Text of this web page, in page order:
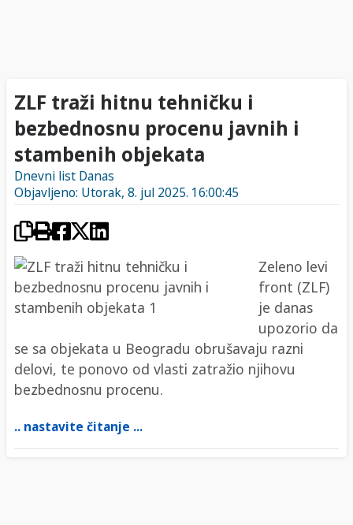
ZLF traži hitnu tehničku i
bezbednosnu procenu javnih i
stambenih objekata
Dnevni list Danas
Objavljeno: Utorak, 8. jul 2025. 16:00:45
Zeleno levi
front (ZLF)
je danas
upozorio da
se sa objekata u Beogradu obrušavaju razni
delovi, te ponovo od vlasti zatražio njihovu
bezbednosnu procenu.
.. nastavite čitanje ...